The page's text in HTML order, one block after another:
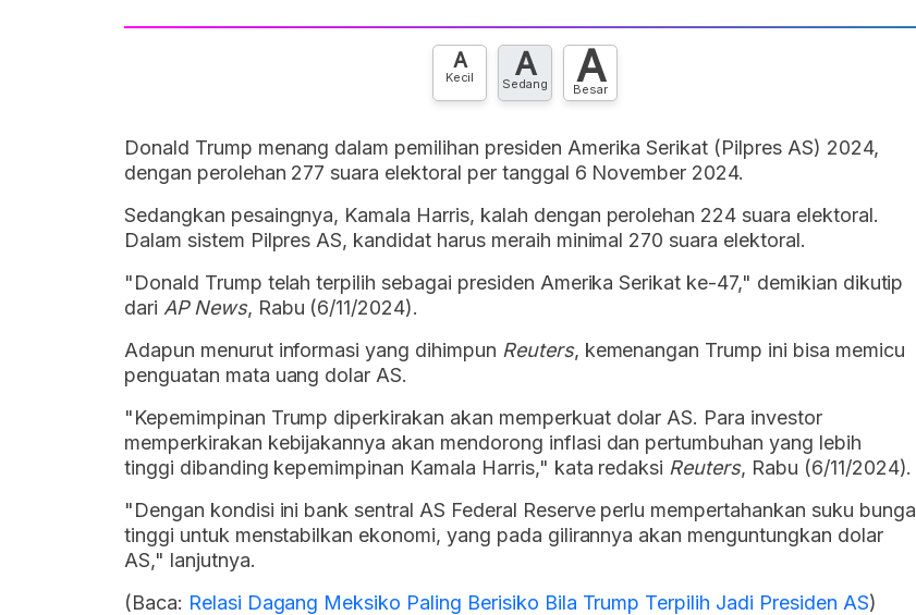
A
Kecil A
Sedang A
Besar
Donald Trump menang dalam pemilihan presiden Amerika Serikat (Pilpres AS) 2024,
dengan perolehan 277 suara elektoral per tanggal 6 November 2024.
Sedangkan pesaingnya, Kamala Harris, kalah dengan perolehan 224 suara elektoral.
Dalam sistem Pilpres AS, kandidat harus meraih minimal 270 suara elektoral.
"Donald Trump telah terpilih sebagai presiden Amerika Serikat ke-47," demikian dikutip
dari AP News, Rabu (6/11/2024).
Adapun menurut informasi yang dihimpun Reuters, kemenangan Trump ini bisa memicu
penguatan mata uang dolar AS.
"Kepemimpinan Trump diperkirakan akan memperkuat dolar AS. Para investor
memperkirakan kebijakannya akan mendorong inflasi dan pertumbuhan yang lebih
tinggi dibanding kepemimpinan Kamala Harris," kata redaksi Reuters, Rabu (6/11/2024).
"Dengan kondisi ini bank sentral AS Federal Reserve perlu mempertahankan suku bunga
tinggi untuk menstabilkan ekonomi, yang pada gilirannya akan menguntungkan dolar
AS," lanjutnya.
(Baca: Relasi Dagang Meksiko Paling Berisiko Bila Trump Terpilih Jadi Presiden AS)